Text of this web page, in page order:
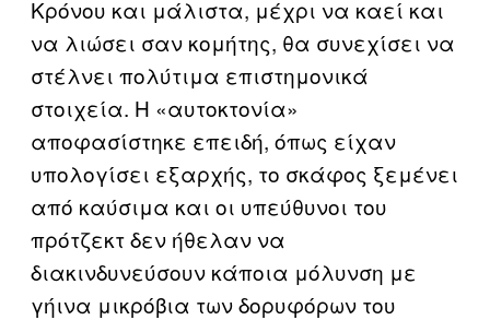
Κρόνου και μάλιστα, μέχρι να καεί και
να λιώσει σαν κομήτης, θα συνεχίσει να
στέλνει πολύτιμα επιστημονικά
στοιχεία. Η «αυτοκτονία»
αποφασίστηκε επειδή, όπως είχαν
υπολογίσει εξαρχής, το σκάφος ξεμένει
από καύσιμα και οι υπεύθυνοι του
πρότζεκτ δεν ήθελαν να
διακινδυνεύσουν κάποια μόλυνση με
γήινα μικρόβια των δορυφόρων του